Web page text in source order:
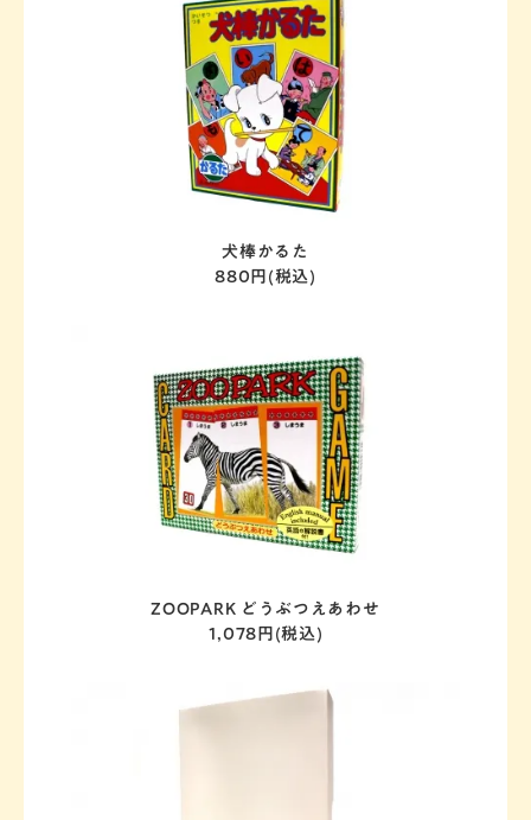
木版画 なつかしの歌かるた
犬棒かるた
880円(税込)
ZOOPARK どうぶつえあわせ
1,078円(税込)